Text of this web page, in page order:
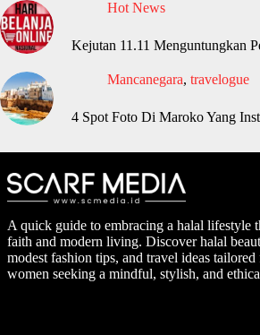
Hot News
Kejutan 11.11 Menguntungkan
Mancanegara, travelogue
4 Spot Foto Di Maroko Yang
A quick guide to embracing a halal lifestyle
faith and modern living. Discover halal
modest fashion tips, and travel ideas
women seeking a mindful, stylish, and